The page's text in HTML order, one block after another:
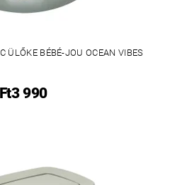
ÜLŐKE BÉBÉ-JOU OCEAN VIBES
Ft3 990